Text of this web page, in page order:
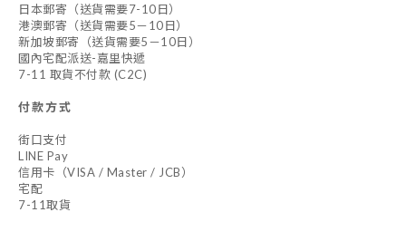
日本郵寄（送貨需要7-10日）
港澳郵寄（送貨需要5－10日）
新加坡郵寄（送貨需要5－10日）
國內宅配派送-嘉里快遞
7-11 取貨不付款 (C2C)
付款方式
街口支付
LINE Pay
信用卡（VISA / Master / JCB）
宅配
7-11取貨